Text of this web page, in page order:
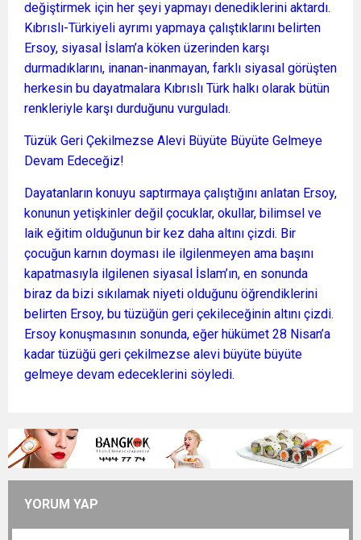
değiştirmek için her şeyi yapmayı denediklerini aktardı.
Kıbrıslı-Türkiyeli ayrımı yapmaya çalıştıklarını belirten
Ersoy, siyasal İslam’a köken üzerinden karşı
durmadıklarını, inanan-inanmayan, farklı siyasal görüşten
herkesin bu dayatmalara Kıbrıslı Türk halkı olarak bütün
renkleriyle karşı durduğunu vurguladı.
Tüzük Geri Çekilmezse Alevi Büyüte Büyüte Gelmeye
Devam Edeceğiz!
Dayatanların konuyu saptırmaya çalıştığını anlatan Ersoy,
konunun yetişkinler değil çocuklar, okullar, bilimsel ve
laik eğitim olduğunun bir kez daha altını çizdi. Bir
çocuğun karnın doyması ile ilgilenmeyen ama başını
kapatmasıyla ilgilenen siyasal İslam’ın, en sonunda
biraz da bizi sıkılamak niyeti olduğunu öğrendiklerini
belirten Ersoy, bu tüzüğün geri çekileceğinin altını çizdi.
Ersoy konuşmasının sonunda, eğer hükümet 28 Nisan’a
kadar tüzüğü geri çekilmezse alevi büyüte büyüte
gelmeye devam edeceklerini söyledi.
YORUM YAP